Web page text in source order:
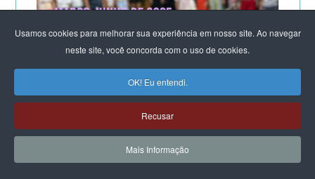
Usamos cookies para melhorar sua experiência em nosso site. Ao navegar
neste site, você concorda com o uso de cookies.
OK! Eu entendi.
Recusar
Mais Informação